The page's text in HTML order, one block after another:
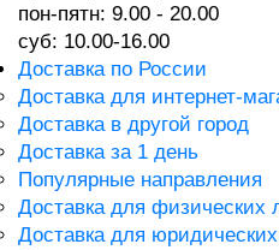
пон-пятн: 9.00 - 20.00
суб: 10.00-16.00
Доставка по России
Доставка для интернет-
Доставка в другой город
Доставка за 1 день
Популярные направления
Доставка для физических
Доставка для